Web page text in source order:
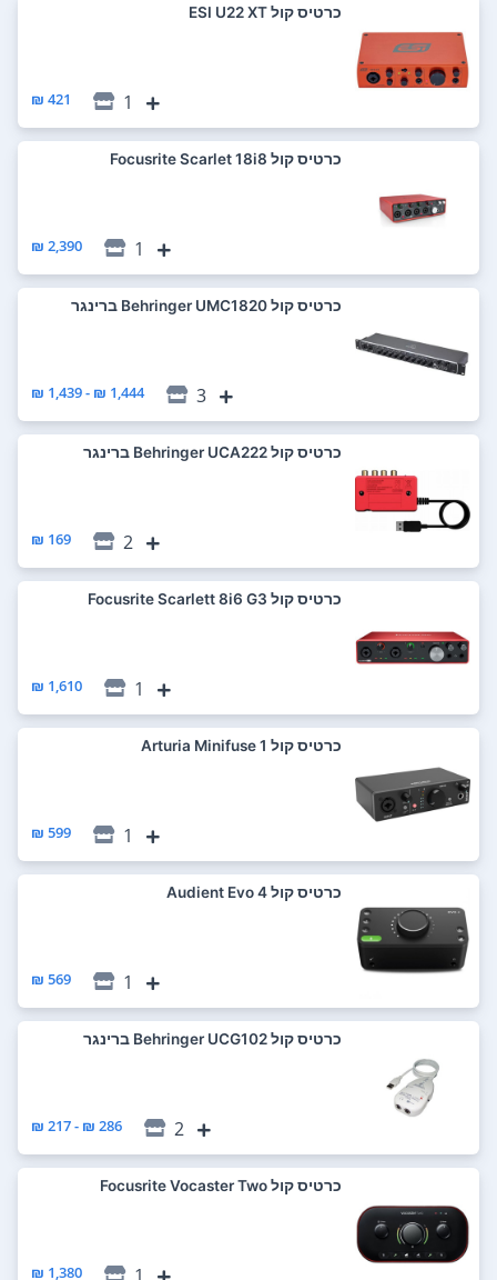
כרטיס קול ESI U22 XT
1
421 ₪
כרטיס קול Focusrite Scarlet 18i8
1
2,390 ₪
כרטיס קול Behringer UMC1820 ברינגר
3
1,444 ₪ - 1,439 ₪
כרטיס קול Behringer UCA222 ברינגר
2
169 ₪
כרטיס קול Focusrite Scarlett 8i6 G3
1
1,610 ₪
כרטיס קול Arturia Minifuse 1
1
599 ₪
כרטיס קול Audient Evo 4
1
569 ₪
כרטיס קול Behringer UCG102 ברינגר
2
286 ₪ - 217 ₪
כרטיס קול Focusrite Vocaster Two
1,380 ₪